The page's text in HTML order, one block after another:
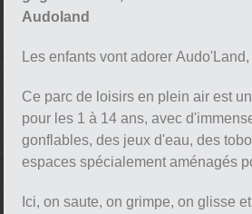
Audoland
Les enfants vont adorer
Ce parc de loisirs en plein air est
pour les 1 à 14 ans, avec
gonflables, des jeux d'eau, des
espaces spécialement aménagés
Ici, on saute, on grimpe, on glisse